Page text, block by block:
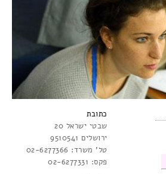
כתובת
שבטי ישראל 20
ירושלים 9510541
טל' משרד: 02-6277366
פקס: 02-6277331